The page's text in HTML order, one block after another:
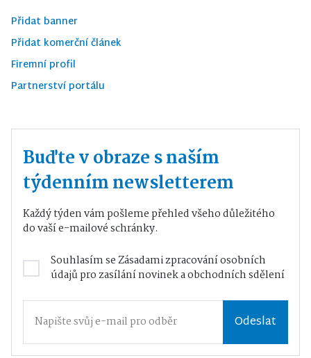
Přidat banner
Přidat komerční článek
Firemní profil
Partnerství portálu
Buďte v obraze s naším
týdenním newsletterem
Každý týden vám pošleme přehled všeho důležitého
do vaší e-mailové schránky.
Souhlasím seZásadami zpracování osobních
údajůpro zasílání novinek a obchodních sdělení
Odeslat